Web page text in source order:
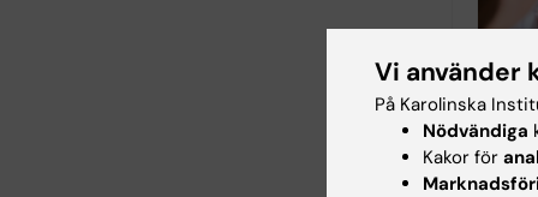
Så
Vi använder
På Karolinska
Nödvändiga
Kakor för